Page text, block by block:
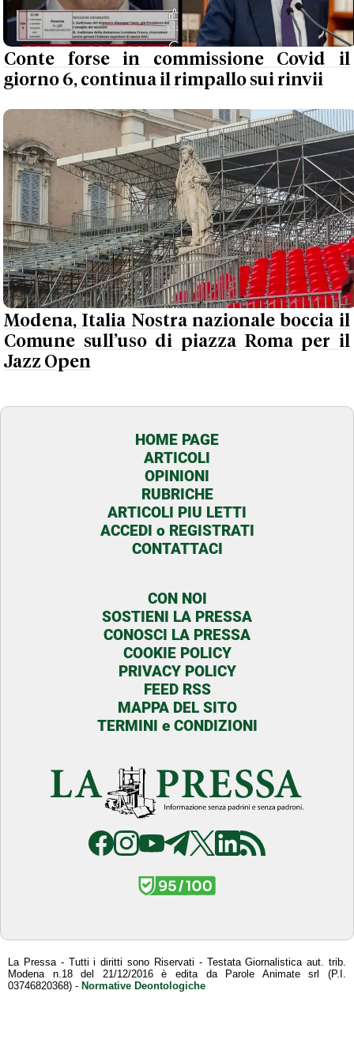
Conte forse in commissione Covid il
giorno 6, continua il rimpallo sui rinvii
Modena, Italia Nostra nazionale boccia il
Comune sull’uso di piazza Roma per il
Jazz Open
HOME PAGE
ARTICOLI
OPINIONI
RUBRICHE
ARTICOLI PIU LETTI
ACCEDI o REGISTRATI
CONTATTACI
CON NOI
SOSTIENI LA PRESSA
CONOSCI LA PRESSA
COOKIE POLICY
PRIVACY POLICY
FEED RSS
MAPPA DEL SITO
TERMINI e CONDIZIONI
La Pressa - Tutti i diritti sono Riservati - Testata Giornalistica aut. trib.
Modena n.18 del 21/12/2016 è edita da Parole Animate srl (P.I.
03746820368) - Normative Deontologiche